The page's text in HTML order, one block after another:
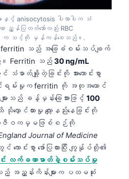
များနှင့် anisocytosis ပါလာပါက သံ
ညွှန်ပြတတ်သော်လည်း RBC
က သင့်ကို မှန်ကန်စေသည်။.
သည် အခြေခံစမ်းသပ်ချက်
။ Ferritin သည် 30 ng/mL
င် သံဓာတ်ချို့တဲ့ခြင်းကို အားကောင်းစွာ
င်ရမ်းမှုက ferritin ကို အတုအယောင်
းသည် ခန့်မှန်းခြေအားဖြင့် 100
ောင်ထားမှု လျော့နည်းနေခြင်းကို
ဇီဝကမ္မဖြစ်စဉ်ကို
Journal of Medicine
ကောင်းစွာ ဖော်ပြထားပြီး ကျွန်ုပ်တို့၏
ခြင်း လက်ခဏာဓာတ်ခွဲစမ်းသပ်မှု
ညွှန်းကိန်းများက ပထမဆုံး